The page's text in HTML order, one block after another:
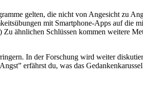
gelten, die nicht von Angesicht zu
mit Smartphone-Apps auf die
) Zu ähnlichen Schlüssen kommen weitere
In der Forschung wird weiter
erfährst du, was das